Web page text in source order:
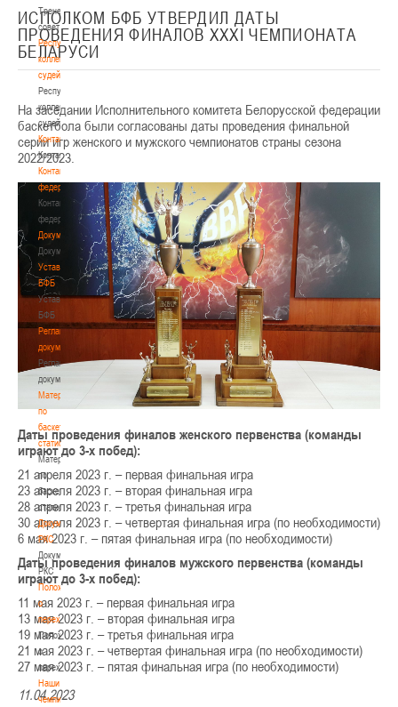
Тренерский
совет
Республиканская
коллегия
судей
Республиканская
коллегия
судей
Контакты
Контакты
Контакты
федерации
Контакты
федерации
Документы
Документы
Устав
БФБ
Устав
БФБ
Регламентирующие
документы
Регламентирующие
документы
Материалы
по
баскетбольной
статистике
Материалы
по
баскетбольной
статистике
Документы
РКС
Документы
РКС
Положение
о
переходах
Положение
о
переходах
Наши
чемпионы
ИСПОЛКОМ БФБ УТВЕРДИЛ ДАТЫ
ПРОВЕДЕНИЯ ФИНАЛОВ XXXI ЧЕМПИОНАТА
БЕЛАРУСИ
На заседании Исполнительного комитета Белорусской федерации
баскетбола были согласованы даты проведения финальной
серии игр женского и мужского чемпионатов страны сезона
2022/2023.
Даты проведения финалов женского первенства (команды
играют до 3-х побед):
21 апреля 2023 г. – первая финальная игра
23 апреля 2023 г. – вторая финальная игра
28 апреля 2023 г. – третья финальная игра
30 апреля 2023 г. – четвертая финальная игра (по необходимости)
6 мая 2023 г. – пятая финальная игра (по необходимости)
Даты проведения финалов мужского первенства (команды
играют до 3-х побед):
11 мая 2023 г. – первая финальная игра
13 мая 2023 г. – вторая финальная игра
19 мая 2023 г. – третья финальная игра
21 мая 2023 г. – четвертая финальная игра (по необходимости)
27 мая 2023 г. – пятая финальная игра (по необходимости)
11.04.2023